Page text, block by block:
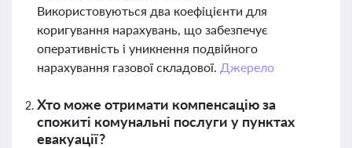
Використовуються два коефіцієнти для
коригування нарахувань, що забезпечує
оперативність і уникнення подвійного
нарахування газової складової. Джерело
Хто може отримати компенсацію за
спожиті комунальні послуги у пунктах
евакуації?